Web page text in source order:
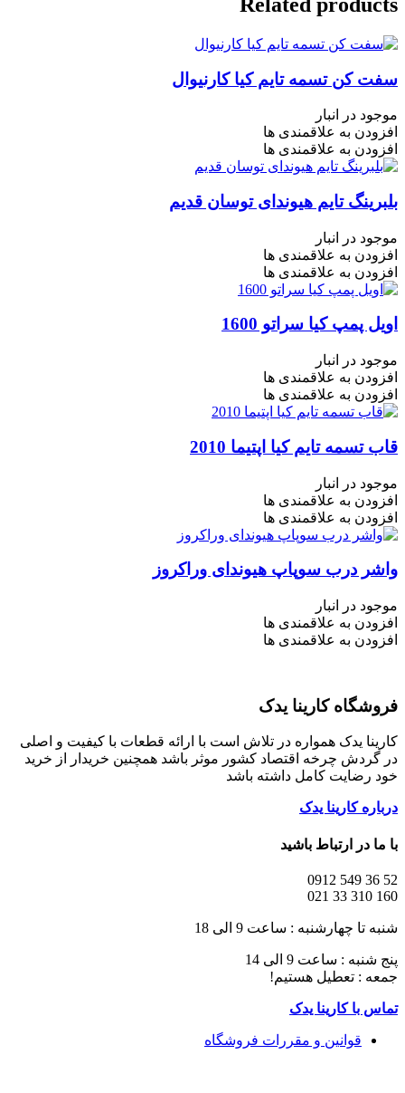
سفت کن تسمه تایم کیا کارنیوال
موجود در انبار
افزودن به علاقمندی ها
افزودن به علاقمندی ها
بلبرینگ تایم هیوندای توسان قدیم
موجود در انبار
افزودن به علاقمندی ها
افزودن به علاقمندی ها
اویل پمپ کیا سراتو 1600
موجود در انبار
افزودن به علاقمندی ها
افزودن به علاقمندی ها
قاب تسمه تایم کیا اپتیما 2010
موجود در انبار
افزودن به علاقمندی ها
افزودن به علاقمندی ها
واشر درب سوپاپ هیوندای وراکروز
موجود در انبار
افزودن به علاقمندی ها
افزودن به علاقمندی ها
فروشگاه کارینا یدک
کارینا یدک همواره در تلاش است با ارائه قطعات با کیفیت و اصلی
در گردش چرخه اقتصاد کشور موثر باشد همچنین خریدار از خرید
خود رضایت کامل داشته باشد
درباره کارینا یدک
با ما در ارتباط باشید
52 36 549 0912
160 310 33 021
شنبه تا چهارشنبه : ساعت 9 الی 18
پنج شنبه : ساعت 9 الی 14
جمعه : تعطیل هستیم!
تماس با کارینا یدک
قوانین و مقررات فروشگاه